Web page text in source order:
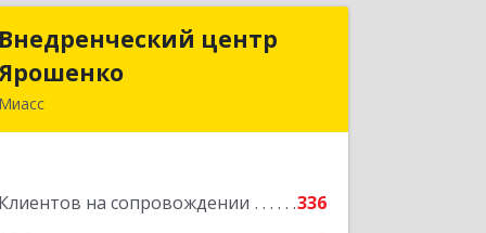
Внедренческий центр
Миасс
Клиентов на сопровождении
336
Внедренческий центр
Подробнее